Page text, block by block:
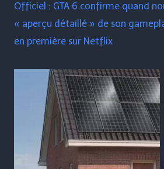
Officiel : GTA 6 confirme quand
« aperçu détaillé » de son
en première sur Netflix